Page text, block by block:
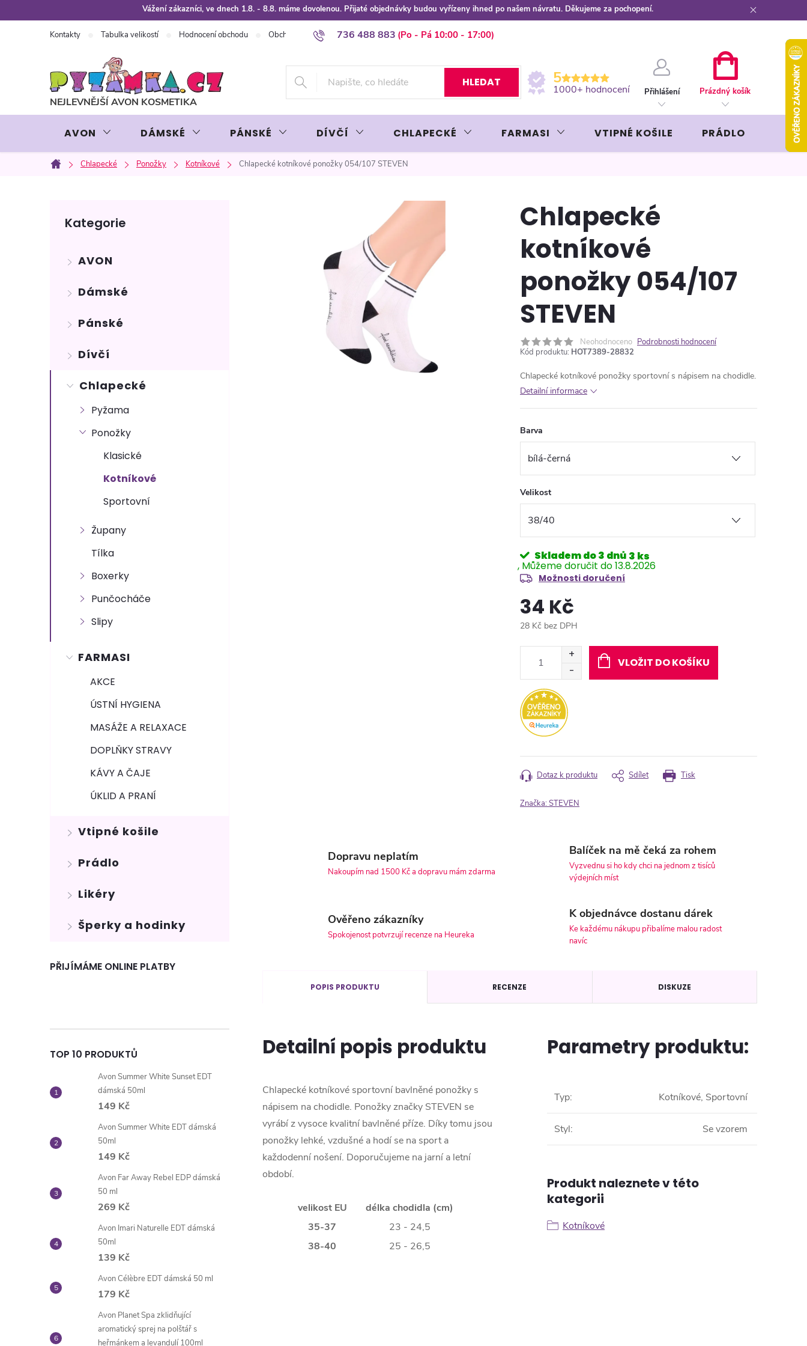
na
Vážení zákazníci, ve dnech 1.8. - 8.8. máme dovolenou. Přijaté objednávky budou vyřízeny ihned po našem návratu. Děkujeme za pochopení.
736 488 883
Kontakty Tabulka velikostí Hodnocení obchodu Obchodní podmínky Podmínky ochrany osobních údajů
HLEDAT 5
1000+ hodnocení Přihlášení
KOŠÍK
Prázdný košík
AVON DÁMSKÉ PÁNSKÉ DÍVČÍ CHLAPECKÉ FARMASI VTIPNÉ KOŠILE PRÁDLO
Domů
Chlapecké Ponožky Kotníkové Chlapecké kotníkové ponožky 054/107 STEVEN
a
kategorie
Kategorie
AVON
Dámské
Pánské
Dívčí
Chlapecké
Pyžama
Ponožky
Klasické
Kotníkové
Sportovní
Župany
Tílka
Boxerky
Punčocháče
Slipy
FARMASI
AKCE
ÚSTNÍ HYGIENA
MASÁŽE A RELAXACE
DOPLŇKY STRAVY
KÁVY A ČAJE
ÚKLID A PRANÍ
Vtipné košile
Prádlo
Likéry
Šperky a hodinky
PŘIJÍMÁME ONLINE PLATBY
TOP 10 PRODUKTŮ
Avon Summer White Sunset EDT
dámská 50ml
149 Kč
Avon Summer White EDT dámská
50ml
149 Kč
Avon Far Away Rebel EDP dámská
50 ml
269 Kč
Avon Imari Naturelle EDT dámská
50ml
139 Kč
Avon Célèbre EDT dámská 50 ml
179 Kč
Avon Planet Spa zklidňující
aromatický sprej na polštář s
heřmánkem a levandulí 100ml
Chlapecké
kotníkové
ponožky 054/107
STEVEN
Neohodnoceno Podrobnosti hodnocení
Kód produktu: HOT7389-28832
Chlapecké kotníkové ponožky sportovní s nápisem na chodidle.
Detailní informace
Barva
Velikost
Skladem do 3 dnů 3 ks
13.8.2026
Možnosti doručení
34 Kč
28 Kč bez DPH
VLOŽIT DO KOŠÍKU
Tisk
Dotaz k produktu Sdílet
Značka:STEVEN
Dopravu neplatím
Nakoupím nad 1500 Kč a dopravu mám zdarma
Balíček na mě čeká za rohem
Vyzvednu si ho kdy chci na jednom z tisíců
výdejních míst
Ověřeno zákazníky
Spokojenost potvrzují recenze na Heureka
K objednávce dostanu dárek
Ke každému nákupu přibalíme malou radost
navíc
POPIS PRODUKTU RECENZE DISKUZE
Detailní popis produktu
Chlapecké kotníkové sportovní bavlněné ponožky s
nápisem na chodidle. Ponožky značky STEVEN se
vyrábí z vysoce kvalitní bavlněné příze. Díky tomu jsou
ponožky lehké, vzdušné a hodí se na sport a
každodenní nošení. Doporučujeme na jarní a letní
období.
velikost EU
délka chodidla (cm)
35-37
23 - 24,5
38-40
25 - 26,5
Parametry produktu:
Typ: Kotníkové, Sportovní
Styl: Se vzorem
Produkt naleznete v této
kategorii
Kotníkové